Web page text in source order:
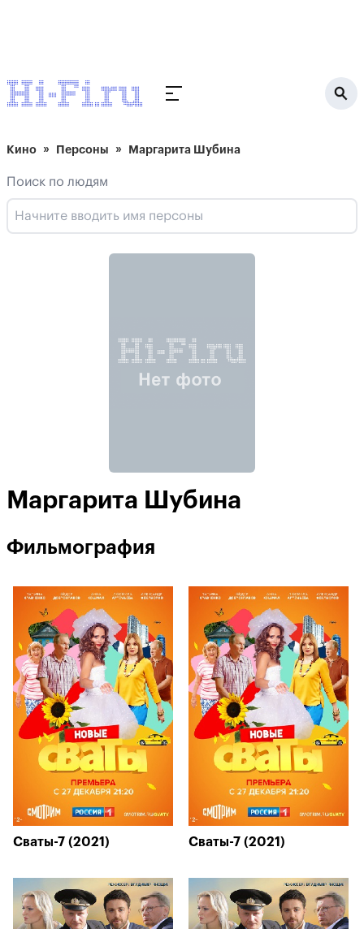
Кино Персоны Маргарита Шубина
Поиск по людям
Маргарита Шубина
Фильмография
Сваты-7 (2021) Сваты-7 (2021)